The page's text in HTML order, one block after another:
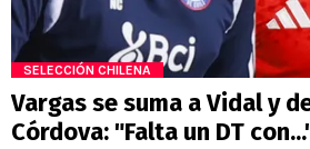
SELECCIÓN CHILENA
Vargas se suma a Vidal y
Córdova: "Falta un DT